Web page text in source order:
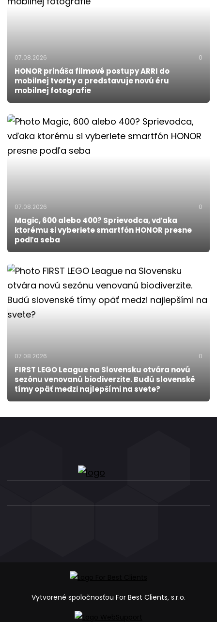
07.08.2026 0
HONOR prináša filmové postupy ARRI do
mobilnej tvorby a predstavuje novú éru
mobilnej fotografie
07.08.2026 0
Magic, 600 alebo 400? Sprievodca, vďaka
ktorému si vyberiete smartfón HONOR presne
podľa seba
07.08.2026 0
FIRST LEGO League na Slovensku otvára novú
sezónu venovanú biodiverzite. Budú slovenské
tímy opäť medzi najlepšími na svete?
Vytvorené spoločnosťou For Best Clients, s.r.o.